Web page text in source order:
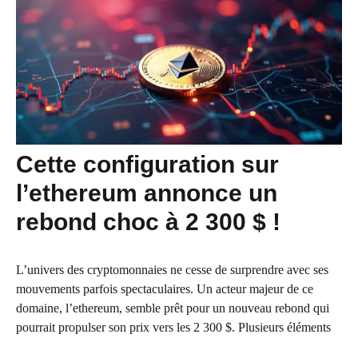
Cette configuration sur
l’ethereum annonce un
rebond choc à 2 300 $ !
L’univers des cryptomonnaies ne cesse de surprendre avec ses
mouvements parfois spectaculaires. Un acteur majeur de ce
domaine, l’ethereum, semble prêt pour un nouveau rebond qui
pourrait propulser son prix vers les 2 300 $. Plusieurs éléments